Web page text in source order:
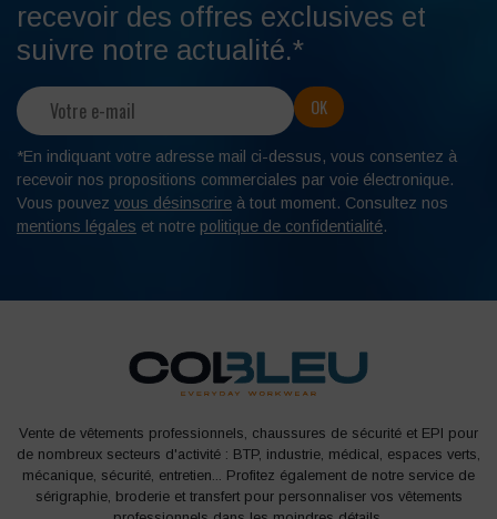
recevoir des offres exclusives et
suivre notre actualité.*
*En indiquant votre adresse mail ci-dessus, vous consentez à
recevoir nos propositions commerciales par voie électronique.
Vous pouvez vous désinscrire à tout moment. Consultez nos
mentions légales et notre politique de confidentialité.
Vente de vêtements professionnels, chaussures de sécurité et EPI pour
de nombreux secteurs d'activité : BTP, industrie, médical, espaces verts,
mécanique, sécurité, entretien... Profitez également de notre service de
sérigraphie, broderie et transfert pour personnaliser vos vêtements